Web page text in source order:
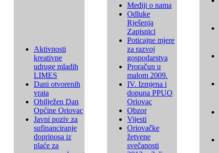
Aktivnosti
kreativne
udruge mladih
LIMES
Dani otvorenih
vrata
Obilježen Dan
Općine Oriovac
Javni poziv za
sufinanciranje
doprinosa iz
plaće za
Mediji o nama
Odluke
Rješenja
Zapisnici
Poticajne mjere
za razvoj
gospodarstva
Proračun u
malom 2009.
IV. Izmjena i
dopuna PPUO
Oriovac
Obzor
Vijesti
Oriovačke
žetvene
svečanosti